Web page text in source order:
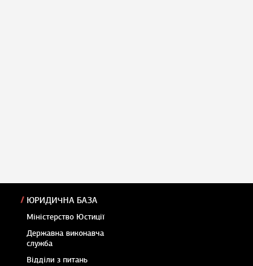
ЮРИДИЧНА БАЗА
Міністерство Юстиції
Державна виконавча
служба
Відділи з питань